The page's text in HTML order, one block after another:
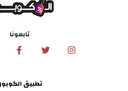
تابعونا
تطبيق